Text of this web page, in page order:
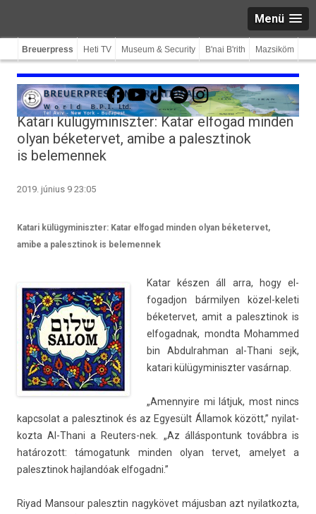
Menü
Breuerpress Heti TV Museum & Security B'nai B'rith Mazsiköm
Facebook
YouTube
TikTokSpotifyInstagram
Katari külügyminiszter: Katar elfogad minden
olyan béketervet, amibe a palesztinok
is belemennek
2019. június 9 23:05
Katari külügyminiszter: Katar elfogad minden olyan béketervet,
amibe a palesztinok is belemennek
Katar készen áll arra, hogy el­
fogad­jon bár­mily­en közel-keleti
béketer­vet, amit a palesztinok is
el­fogad­nak, mondta Moham­med
bin Ab­dul­rahman al-Thani sejk,
katari külügyminiszt­er vasárnap.
„Amen­nyire mi látjuk, most nincs
kapcsolat a palesztinok és az Egyesült Államok között,” nyilat­
kozta Al-Thani a Reuters-nek. „Az állás­pontunk továbbra is
határozott: támogatunk mind­en olyan ter­vet, amelyet a
palesztinok haj­landóak el­fogad­ni.”
Riyad Man­sour palesztin nagykövet május­ban azt nyilat­kozta,